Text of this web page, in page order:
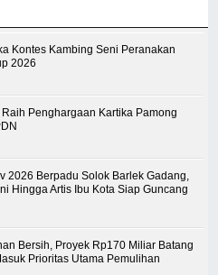
Kontes Kambing Seni Peranakan
2026
Penghargaan Kartika Pamong
2026 Berpadu Solok Barlek Gadang,
Hingga Artis Ibu Kota Siap Guncang
Bersih, Proyek Rp170 Miliar Batang
Prioritas Utama Pemulihan